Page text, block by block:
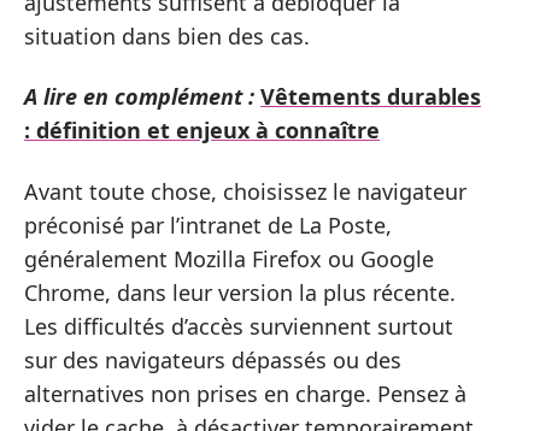
situation dans bien des cas.
A lire en complément : Vêtements durables
: définition et enjeux à connaître
Avant toute chose, choisissez le navigateur
préconisé par l’intranet de La Poste,
généralement Mozilla Firefox ou Google
Chrome, dans leur version la plus récente.
Les difficultés d’accès surviennent surtout
sur des navigateurs dépassés ou des
alternatives non prises en charge. Pensez à